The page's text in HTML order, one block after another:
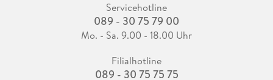
Servicehotline
089 - 30 75 79 00
Mo. - Sa. 9.00 - 18.00 Uhr
Filialhotline
089 - 30 75 75 75